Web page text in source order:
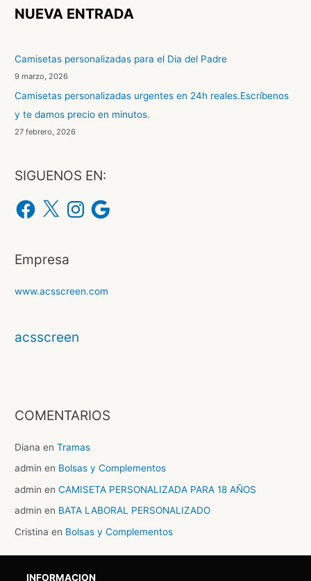
c
p
o
r
:
NUEVA ENTRADA
Camisetas personalizadas para el Dia del Padre
9 marzo, 2026
Camisetas personalizadas urgentes en 24h reales.Escríbenos
y te damos precio en minutos.
27 febrero, 2026
SIGUENOS EN:
F
a
c
o
k
X
n
s
r
a
G
o
o
Empresa
www.acsscreen.com
acsscreen
COMENTARIOS
Diana enTramas
admin en Bolsas y Complementos
admin enCAMISETA PERSONALIZADA PARA 18 AÑOS
admin en BATA LABORAL PERSONALIZADO
Cristina en Bolsas y Complementos
INFORMACION